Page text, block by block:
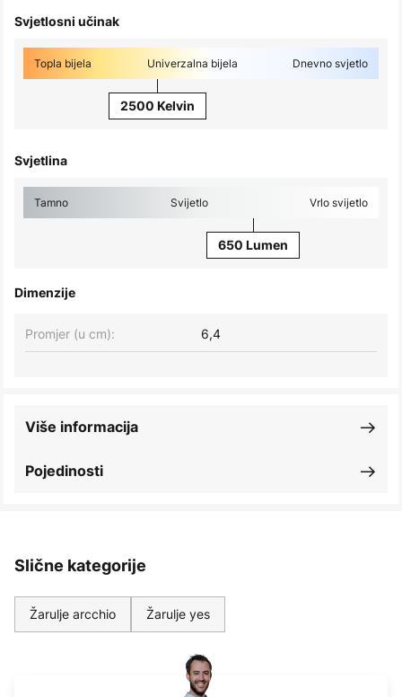
Svjetlosni učinak
Topla bijela Univerzalna bijela Dnevno svjetlo
2500 Kelvin
Svjetlina
Tamno Svijetlo Vrlo svijetlo
650 Lumen
Dimenzije
Promjer (u cm): 6,4
Pojedinosti
Više informacija
Slične kategorije
Žarulje arcchio Žarulje yes